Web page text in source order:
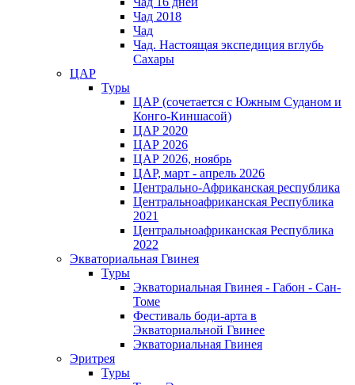
Чад 2018
Чад
Чад. Настоящая экспедиция вглубь
Сахары
ЦАР
Туры
ЦАР (сочетается с Южным Суданом и
Конго-Киншасой)
ЦАР 2020
ЦАР 2026
ЦАР 2026, ноябрь
ЦАР, март - апрель 2026
Центрально-Африканская республика
Центральноафриканская Республика
2021
Центральноафриканская Республика
2022
Экваториальная Гвинея
Туры
Экваториальная Гвинея - Габон - Сан-
Томе
Фестиваль боди-арта в
Экваториальной Гвинее
Экваториальная Гвинея
Эритрея
Туры